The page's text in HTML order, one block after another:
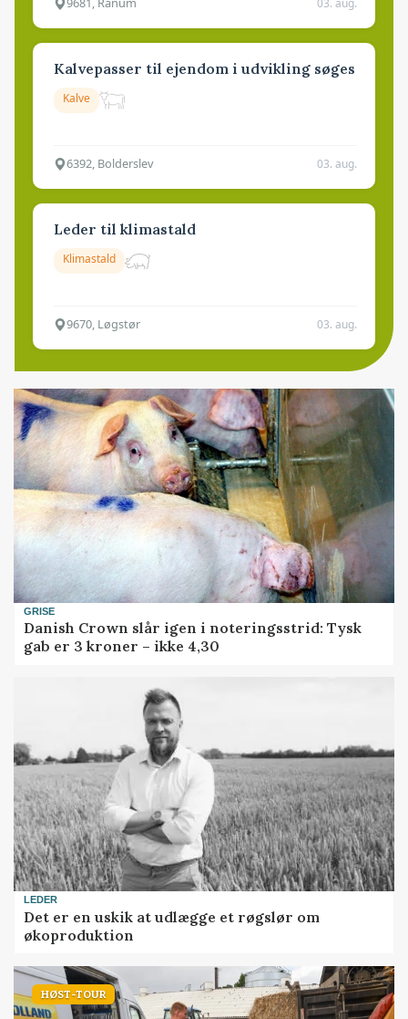
Kalvepasser til ejendom i udvikling søges
Kalve
6392, Bolderslev 03. aug.
Leder til klimastald
Klimastald
9670, Løgstør 03. aug.
GRISE
Danish Crown slår igen i noteringsstrid: Tysk
gab er 3 kroner – ikke 4,30
LEDER
Det er en uskik at udlægge et røgslør om
økoproduktion
HØST-TOUR